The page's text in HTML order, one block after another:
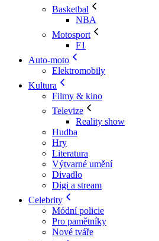
Basketbal
NBA
Motosport
F1
Auto-moto
Elektromobily
Kultura
Filmy & kino
Televize
Reality show
Hudba
Hry
Literatura
Výtvarné umění
Divadlo
Digi a stream
Celebrity
Módní policie
Pro pamětníky
Nové tváře